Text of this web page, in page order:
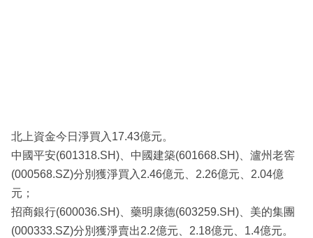
北上資金今日淨買入17.43億元。
中國平安(601318.SH)、中國建築(601668.SH)、瀘州老窖
(000568.SZ)分別獲淨買入2.46億元、2.26億元、2.04億
元；
招商銀行(600036.SH)、藥明康德(603259.SH)、美的集團
(000333.SZ)分別獲淨賣出2.2億元、2.18億元、1.4億元。